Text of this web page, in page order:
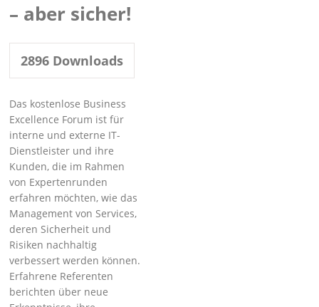
– aber sicher!
2896 Downloads
Das kostenlose Business
Excellence Forum ist für
interne und externe IT-
Dienstleister und ihre
Kunden, die im Rahmen
von Expertenrunden
erfahren möchten, wie das
Management von Services,
deren Sicherheit und
Risiken nachhaltig
verbessert werden können.
Erfahrene Referenten
berichten über neue